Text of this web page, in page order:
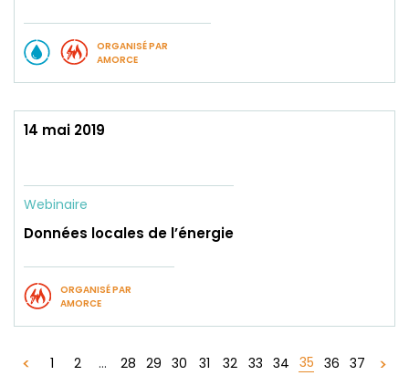
ORGANISÉ PAR
AMORCE
14 mai 2019
Webinaire
Données locales de l’énergie
ORGANISÉ PAR
AMORCE
1 2 ... 28 29 30 31 32 33 34 35 36 37